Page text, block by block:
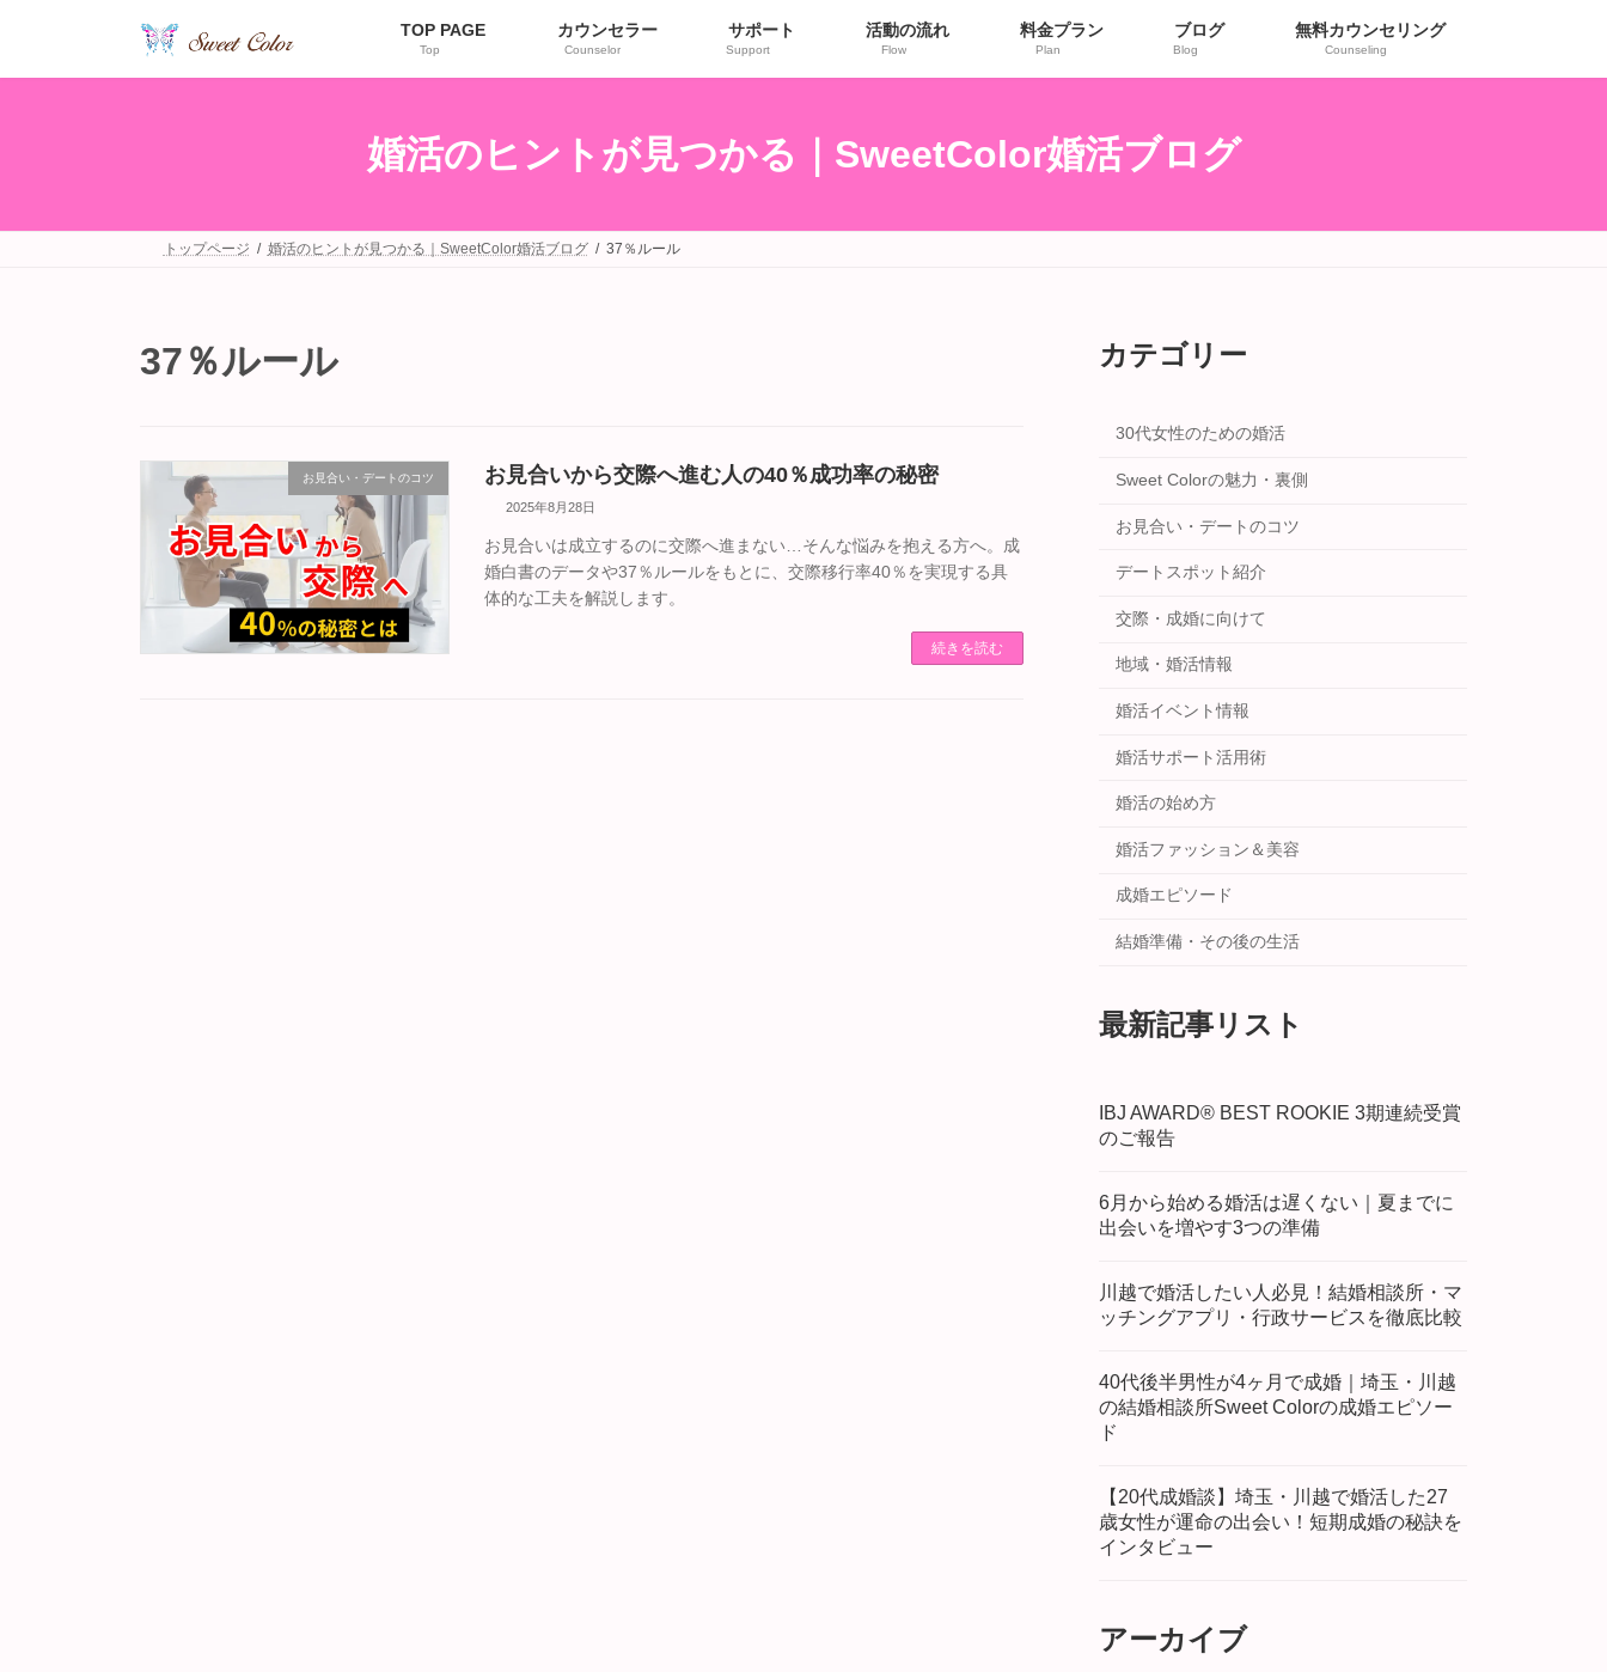
プ
動
TOP PAGE
Top
カウンセラー
Counselor
サポート
Support
活動の流れ
Flow
料金プラン
Plan
ブログ
Blog
無料カウンセリング
Counseling
婚活のヒントが見つかる｜SweetColor婚活ブログ
トップページ 婚活のヒントが見つかる｜SweetColor婚活ブログ 37％ルール
37％ルール
お見合い・デートのコツ お見合いから交際へ進む人の40％成功率の秘密
2025年8月28日
お見合いは成立するのに交際へ進まない…そんな悩みを抱える方へ。成
婚白書のデータや37％ルールをもとに、交際移行率40％を実現する具
体的な工夫を解説します。
続きを読む
カテゴリー
30代女性のための婚活
Sweet Colorの魅力・裏側
お見合い・デートのコツ
デートスポット紹介
交際・成婚に向けて
地域・婚活情報
婚活イベント情報
婚活サポート活用術
婚活の始め方
婚活ファッション＆美容
成婚エピソード
結婚準備・その後の生活
最新記事リスト
IBJ AWARD® BEST ROOKIE 3期連続受賞
のご報告
6月から始める婚活は遅くない｜夏までに
出会いを増やす3つの準備
川越で婚活したい人必見！結婚相談所・マ
ッチングアプリ・行政サービスを徹底比較
40代後半男性が4ヶ月で成婚｜埼玉・川越
の結婚相談所Sweet Colorの成婚エピソー
ド
【20代成婚談】埼玉・川越で婚活した27
歳女性が運命の出会い！短期成婚の秘訣を
インタビュー
アーカイブ